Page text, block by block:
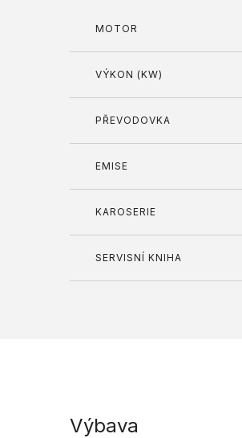
MOTOR
VÝKON (KW)
PŘEVODOVKA
EMISE
KAROSERIE
SERVISNÍ KNIHA
Výbava